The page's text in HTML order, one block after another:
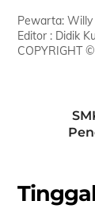
Pewarta:
Editor : Didik
COPYRIGHT